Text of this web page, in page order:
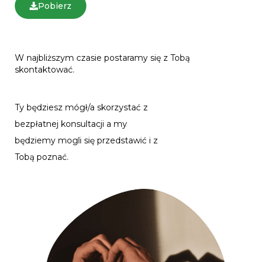
Pobierz
W najbliższym czasie postaramy się z Tobą
skontaktować.
Ty będziesz mógł/a skorzystać z
bezpłatnej konsultacji a my
będziemy mogli się przedstawić i z
Tobą poznać.